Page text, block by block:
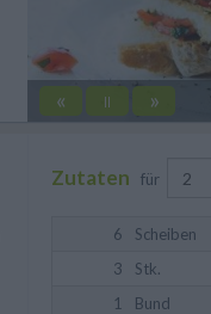
« || »
Zutaten für
6 Scheiben
3
Stk.
1
Bund